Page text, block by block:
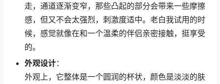
走，通道逐渐变窄，那些凸起的部分会带来一些摩擦
感，但又不会太强烈，刺激度适中。老白我试用的时
候，感觉就像在和一个温柔的伴侣亲密接触，挺享受
的。
外观设计：
外观上，它整体是一个圆润的杯状，颜色是淡淡的肤